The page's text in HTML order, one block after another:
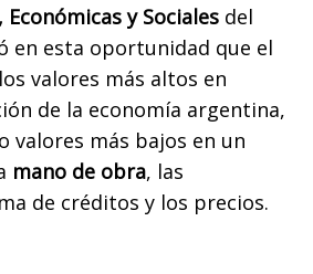
y Sociales del
en esta oportunidad que el
valores más altos en
de la economía argentina,
valores más bajos en un
mano de obra, las
de créditos y los precios.